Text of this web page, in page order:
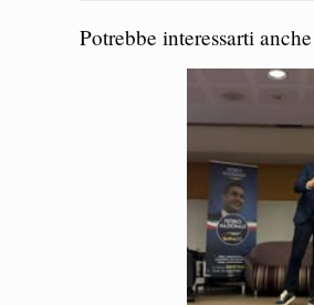
Potrebbe interessarti anche